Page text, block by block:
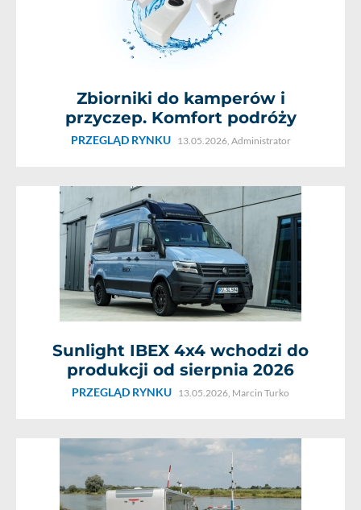
Zbiorniki do kamperów i
przyczep. Komfort podróży
PRZEGLĄD RYNKU 13.05.2026, Administrator
Sunlight IBEX 4x4 wchodzi do
produkcji od sierpnia 2026
PRZEGLĄD RYNKU 13.05.2026, Marcin Turko